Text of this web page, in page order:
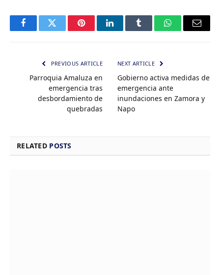
FacebookTwitter PinterestLinkedInTumblr WhatsAppEmail
PREVIOUS ARTICLE
Parroquia Amaluza en
emergencia tras
desbordamiento de
quebradas
NEXT ARTICLE
Gobierno activa medidas de
emergencia ante
inundaciones en Zamora y
Napo
RELATED POSTS